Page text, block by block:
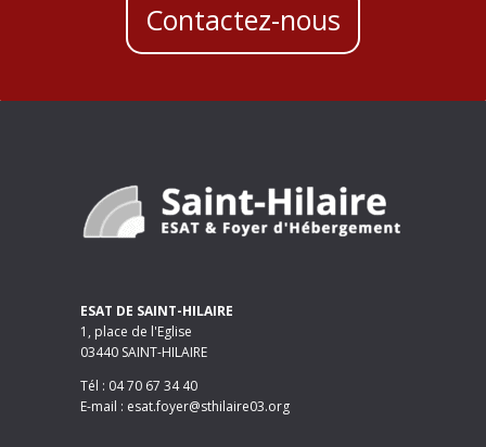
Contactez-nous
ESAT DE SAINT-HILAIRE
1, place de l'Eglise
03440 SAINT-HILAIRE
Tél : 04 70 67 34 40
E-mail : esat.foyer@sthilaire03.org